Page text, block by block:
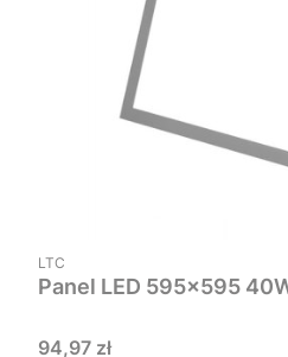
PRODUCENT
LTC
Panel LED 595x595
Cena
94,97 zł